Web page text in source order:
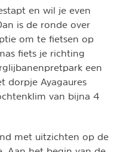
en wil je even
is de ronde over
om te fietsen op
fiets je richting
een
dorpje Ayagaures
van bijna 4
met uitzichten op de